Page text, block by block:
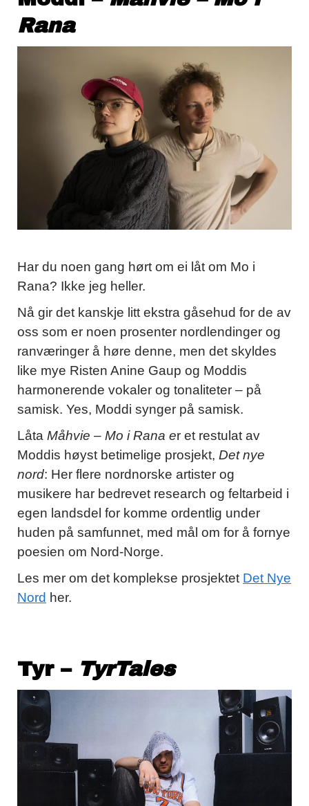
Rana
Har du noen gang hørt om ei låt om Mo i
Rana? Ikke jeg heller.
Nå gir det kanskje litt ekstra gåsehud for de av
oss som er noen prosenter nordlendinger og
ranværinger å høre denne, men det skyldes
like mye Risten Anine Gaup og Moddis
harmonerende vokaler og tonaliteter – på
samisk. Yes, Moddi synger på samisk.
Låta Måhvie – Mo i Rana er et restulat av
Moddis høyst betimelige prosjekt, Det nye
nord: Her flere nordnorske artister og
musikere har bedrevet research og feltarbeid i
egen landsdel for komme ordentlig under
huden på samfunnet, med mål om for å fornye
poesien om Nord-Norge.
Les mer om det komplekse prosjektet Det Nye
Nord her.
Tyr – TyrTales